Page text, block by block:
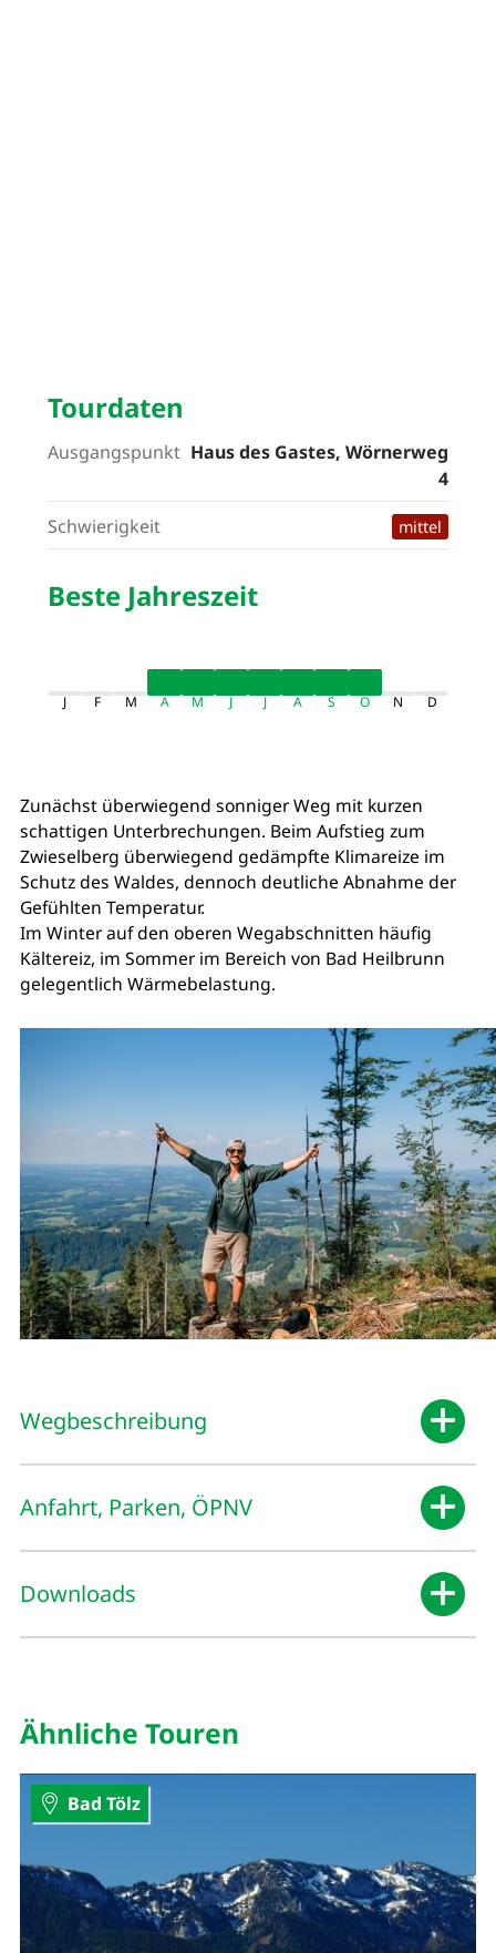
Tourdaten
Ausgangspunkt Haus des Gastes, Wörnerweg
4
Schwierigkeit
mittel
Beste Jahreszeit
J F M A M J J A S O N D
Zunächst überwiegend sonniger Weg mit kurzen
schattigen Unterbrechungen. Beim Aufstieg zum
Zwieselberg überwiegend gedämpfte Klimareize im
Schutz des Waldes, dennoch deutliche Abnahme der
Gefühlten Temperatur.
Im Winter auf den oberen Wegabschnitten häufig
Kältereiz, im Sommer im Bereich von Bad Heilbrunn
gelegentlich Wärmebelastung.
Wegbeschreibung
Anfahrt, Parken, ÖPNV
Downloads
Ähnliche Touren
Bad Tölz